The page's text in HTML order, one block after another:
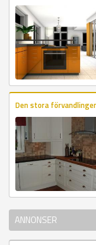
Den stora
ANNONSER